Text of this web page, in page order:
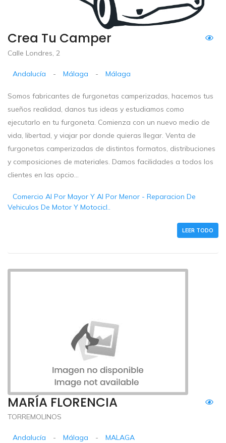
Crea Tu Camper
Calle Londres, 2
Andalucía - Málaga - Málaga
Somos fabricantes de furgonetas camperizadas, hacemos tus
sueños realidad, danos tus ideas y estudiamos como
ejecutarlo en tu furgoneta. Comienza con un nuevo medio de
vida, libertad, y viajar por donde quieras llegar. Venta de
furgonetas camperizadas de distintos formatos, distribuciones
y composiciones de materiales. Damos facilidades a todos los
clientes en las opcio...
Comercio Al Por Mayor Y Al Por Menor - Reparacion De
Vehiculos De Motor Y Motocicl..
LEER TODO
MARÍA FLORENCIA
TORREMOLINOS
Andalucía - Málaga - MALAGA